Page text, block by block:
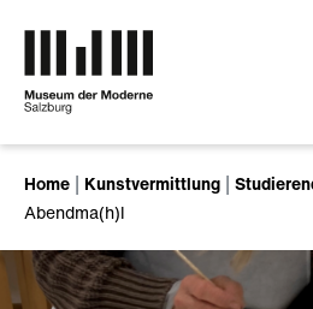
Home Kunstvermittlung
Abendma(h)l